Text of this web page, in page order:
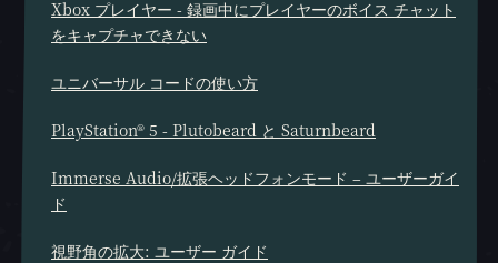
Xbox プレイヤー - 録画中にプレイヤーのボイス チャット
をキャプチャできない
ユニバーサル コードの使い方
PlayStation® 5 - Plutobeard と Saturnbeard
Immerse Audio/拡張ヘッドフォンモード – ユーザーガイ
ド
視野角の拡大: ユーザー ガイド